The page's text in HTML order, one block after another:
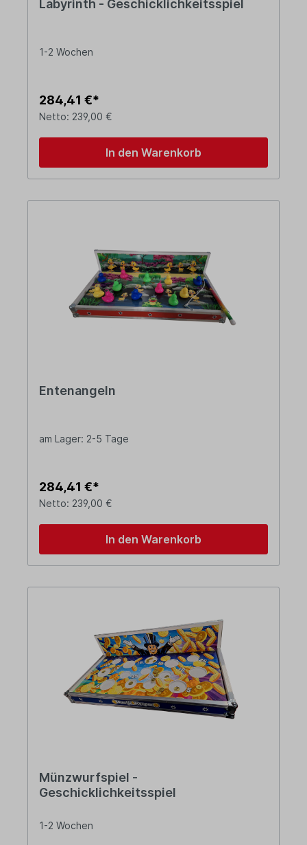
Labyrinth - Geschicklichkeitsspiel
1-2 Wochen
284,41 €*
Netto: 239,00 €
In den Warenkorb
Entenangeln
am Lager: 2-5 Tage
284,41 €*
Netto: 239,00 €
In den Warenkorb
Münzwurfspiel -
Geschicklichkeitsspiel
1-2 Wochen